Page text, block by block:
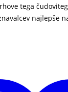
tega
najlepše